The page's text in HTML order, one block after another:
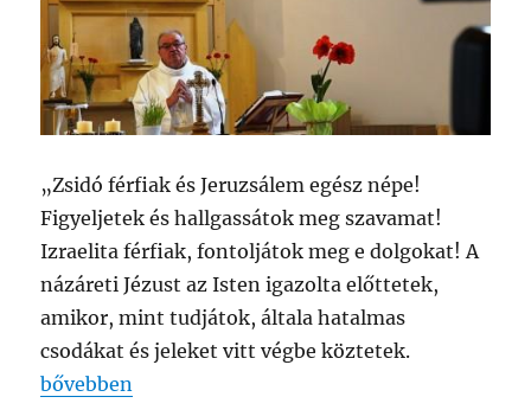
„Zsidó férfiak és Jeruzsálem egész népe!
Figyeljetek és hallgassátok meg szavamat!
Izraelita férfiak, fontoljátok meg e dolgokat! A
názáreti Jézust az Isten igazolta előttetek,
amikor, mint tudjátok, általa hatalmas
csodákat és jeleket vitt végbe köztetek.
„SZENTMISE – HÚSVÉT HARMADIK
bővebben